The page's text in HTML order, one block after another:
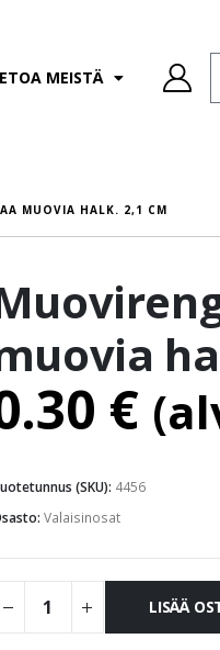
MEISTÄ
MUOVIA HALK. 2,1 CM
€
(SKU): 4456
Valaisinosat
LISÄÄ